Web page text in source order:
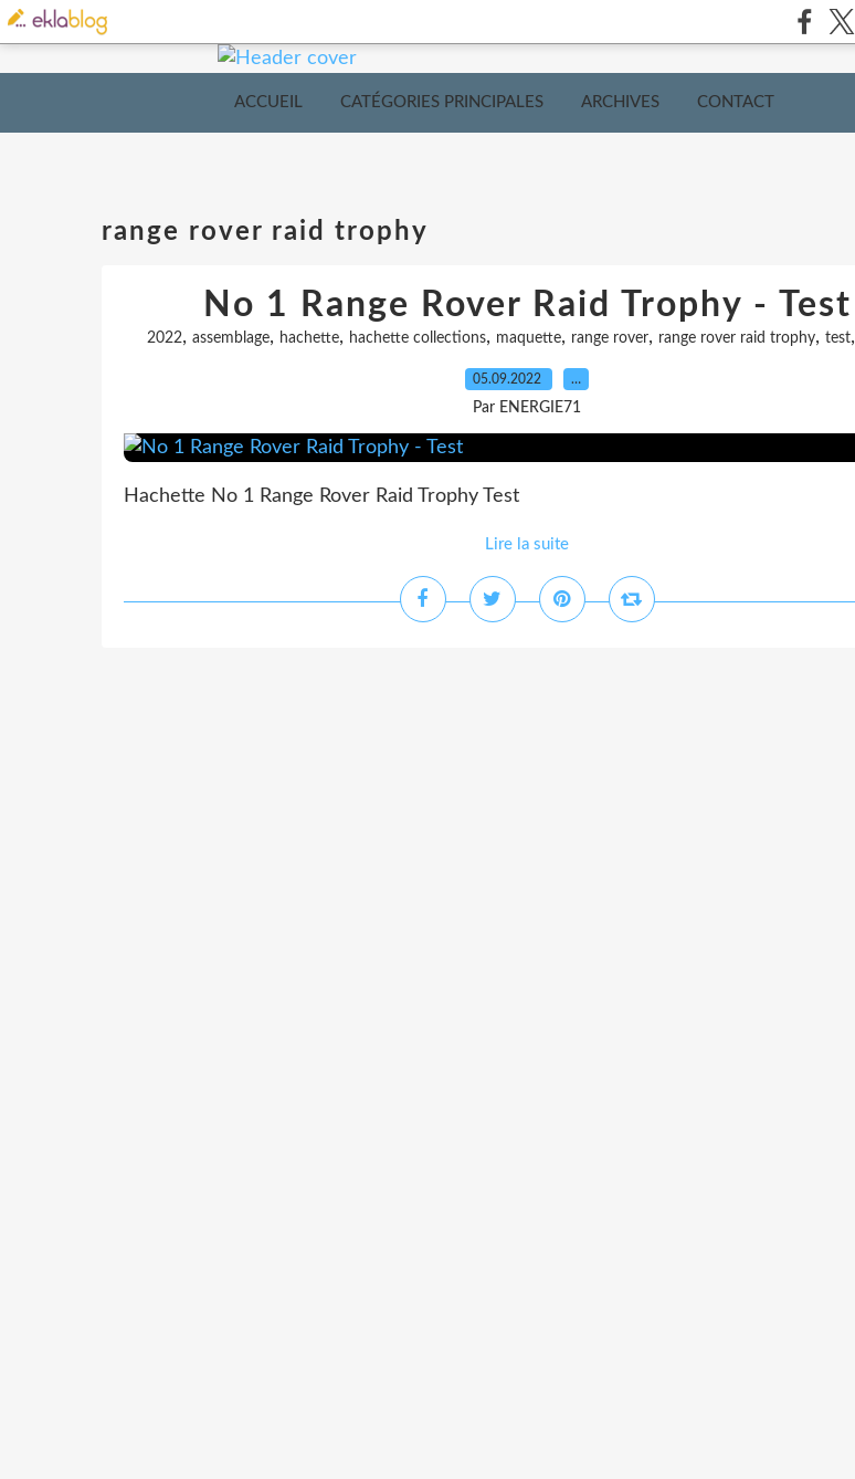
ACCUEIL CATÉGORIES PRINCIPALES ARCHIVES CONTACT
range rover raid trophy
No 1 Range Rover Raid Trophy - Test
2022, assemblage, hachette, hachette collections, maquette, range rover, range rover raid trophy, test,
05.09.2022 …
Par ENERGIE71
Hachette No 1 Range Rover Raid Trophy Test
Lire la suite